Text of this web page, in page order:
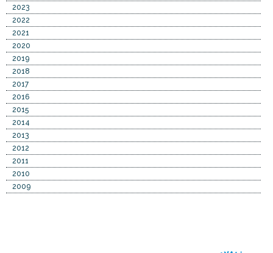
2023
2022
2021
2020
2019
2018
2017
2016
2015
2014
2013
2012
2011
2010
2009